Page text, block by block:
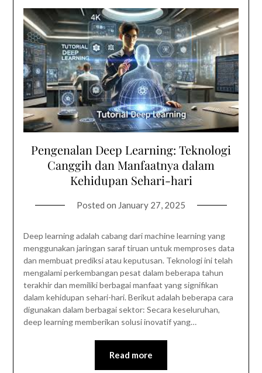
Pengenalan Deep Learning: Teknologi
Canggih dan Manfaatnya dalam
Kehidupan Sehari-hari
Posted on January 27, 2025
Deep learning adalah cabang dari machine learning yang
menggunakan jaringan saraf tiruan untuk memproses data
dan membuat prediksi atau keputusan. Teknologi ini telah
mengalami perkembangan pesat dalam beberapa tahun
terakhir dan memiliki berbagai manfaat yang signifikan
dalam kehidupan sehari-hari. Berikut adalah beberapa cara
digunakan dalam berbagai sektor: Secara keseluruhan,
deep learning memberikan solusi inovatif yang…
Read more